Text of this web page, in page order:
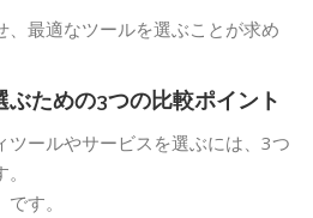
、最適なツールを選ぶことが求め
ぶための3つの比較ポイント
ツールやサービスを選ぶには、3つ
す。